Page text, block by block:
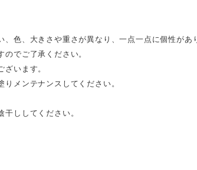
色、大きさや重さが異なり、一点一点に個性があ
でご了承ください。
います。
メンテナンスしてください。
ししてください。